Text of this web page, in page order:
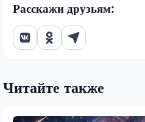
Расскажи друзьям:
Читайте также